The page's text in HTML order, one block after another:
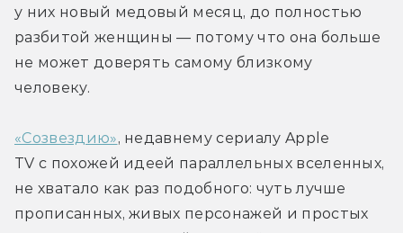
у них новый медовый месяц, до полностью
разбитой женщины — потому что она больше
не может доверять самому близкому
человеку.
«Созвездию», недавнему сериалу Apple
TV с похожей идеей параллельных вселенных,
не хватало как раз подобного: чуть лучше
прописанных, живых персонажей и простых